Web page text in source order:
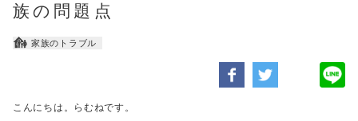
族の問題点
家族のトラブル
こんにちは。らむねです。